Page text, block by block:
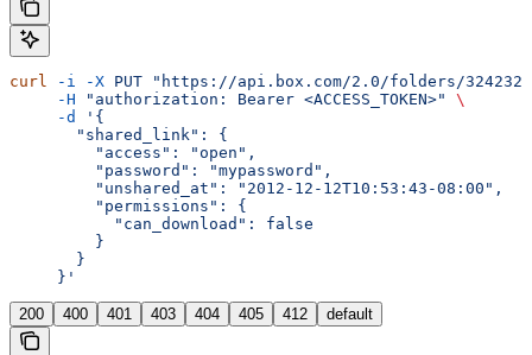
curl -i -X PUT "https://api.box.com/2.0/folders/
     -H
"authorization: Bearer <ACCESS_TOKEN>"
\
     -d
'{
       "shared_link": {
         "access": "open",
         "password": "mypassword",
         "unshared_at": "2012-12-12T10:53:43-08:00",
         "permissions": {
           "can_download": false
         }
       }
     }'
200 400 401 403 404 405 412 default